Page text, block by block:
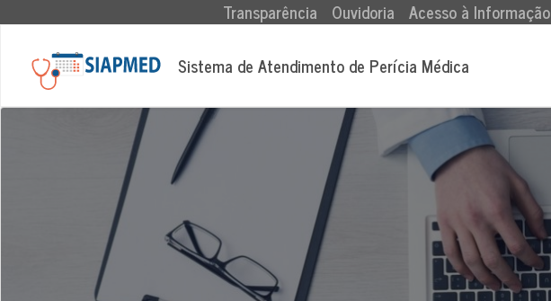
Transparência (current)
Ouvidoria Acesso à Informação
Sistema de Atendimento de Perícia Médica